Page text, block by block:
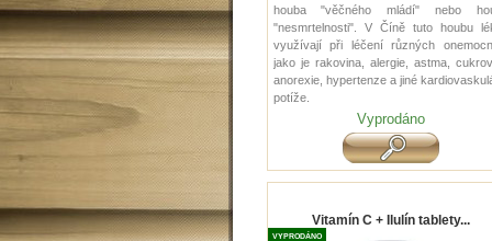
houba "věčného mládí" nebo
"nesmrtelnosti". V Číně tuto houbu
využívají při léčení různých
jako je rakovina, alergie, astma,
anorexie, hypertenze a jiné
potíže.
Vyprodáno
Vitamín C + Ilulín tablety...
VYPRODÁNO